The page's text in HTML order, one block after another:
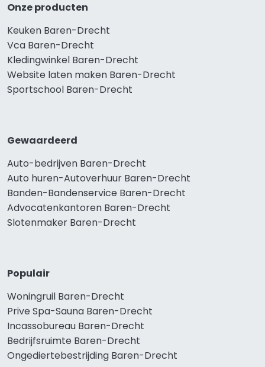
Onze producten
Keuken Baren-Drecht
Vca Baren-Drecht
Kledingwinkel Baren-Drecht
Website laten maken Baren-Drecht
Sportschool Baren-Drecht
Gewaardeerd
Auto-bedrijven Baren-Drecht
Auto huren-Autoverhuur Baren-Drecht
Banden-Bandenservice Baren-Drecht
Advocatenkantoren Baren-Drecht
Slotenmaker Baren-Drecht
Populair
Woningruil Baren-Drecht
Prive Spa-Sauna Baren-Drecht
Incassobureau Baren-Drecht
Bedrijfsruimte Baren-Drecht
Ongediertebestrijding Baren-Drecht